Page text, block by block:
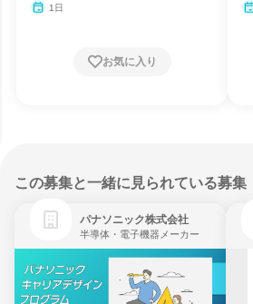
1日
お気に入り
この募集と一緒に見られている募集
パナソニック株式会社
半導体・電子機器メーカー